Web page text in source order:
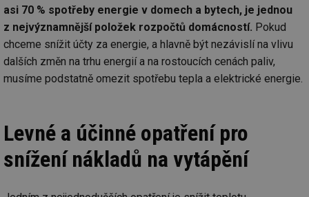
asi 70 % spotřeby energie v domech a bytech, je jednou
z nejvýznamnější položek rozpočtů domácností. Pokud
chceme snížit účty za energie, a hlavně být nezávislí na vlivu
dalších změn na trhu energií a na rostoucích cenách paliv,
musíme podstatně omezit spotřebu tepla a elektrické energie.
Levné a účinné opatření pro
snížení nákladů na vytápění